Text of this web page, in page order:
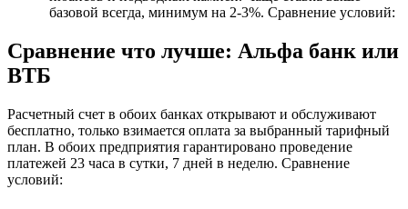
базовой всегда, минимум на 2-3%. Сравнение условий:
Сравнение что лучше: Альфа банк или
ВТБ
Расчетный счет в обоих банках открывают и обслуживают
бесплатно, только взимается оплата за выбранный тарифный
план. В обоих предприятия гарантировано проведение
платежей 23 часа в сутки, 7 дней в неделю. Сравнение
условий: